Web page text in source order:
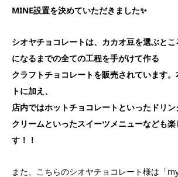
MINE設置を決めていただきました✨
シオヤチョコレートは、カカオ豆を選ぶと
になるまでの全ての工程を手がけて作る
クラフトチョコレートを販売されています
トに加え、
店内ではホットチョコレートといったドリ
クリームといったスイーツメニューなども
す！！
また、こちらのシオヤチョコレート様は「